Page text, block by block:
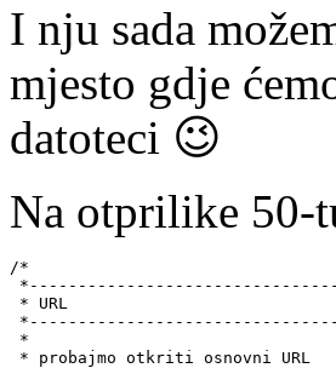
I nju sada
mjesto gdje
datoteci 😉
Na otprilike 50-
/*
* URL
*
* probajmo otkriti osnovni URL